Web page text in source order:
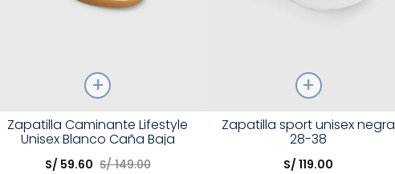
Talla
Elige una opción
Zapatilla Caminante Lifestyle
Unisex Blanco Caña Baja
S/ 59.60 S/ 149.00
Talla
Elige una opción
Zapatilla sport unisex negra
28-38
S/ 119.00